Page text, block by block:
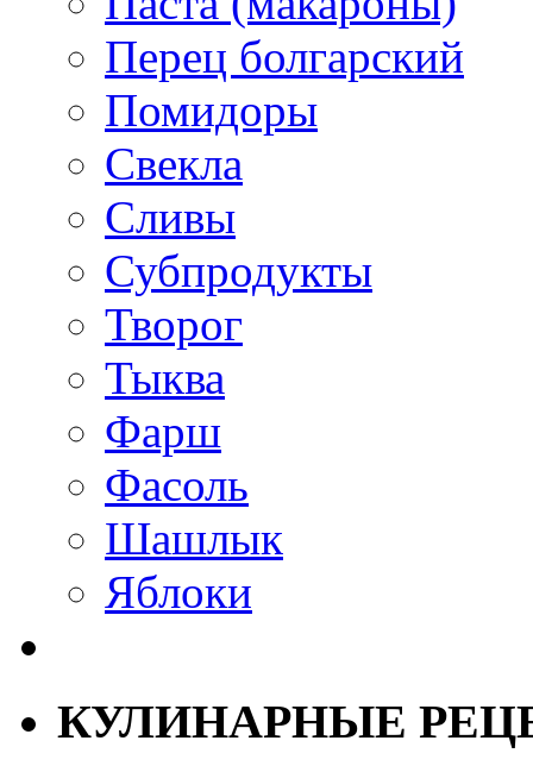
Перец болгарский
Помидоры
Свекла
Сливы
Субпродукты
Творог
Тыква
Фарш
Фасоль
Шашлык
Яблоки
КУЛИНАРНЫЕ